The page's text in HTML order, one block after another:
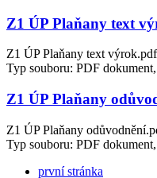
Z1 ÚP Plaňany text
Z1 ÚP Plaňany text výrok.pdf
Typ souboru: PDF
Z1 ÚP Plaňany
Z1 ÚP Plaňany
Typ souboru: PDF
první stránka